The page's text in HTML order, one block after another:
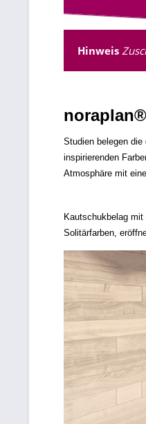
Hinweis
Studien belegen
inspirierenden
Atmosphäre mit
Kautschukbelag
Solitärfarben,